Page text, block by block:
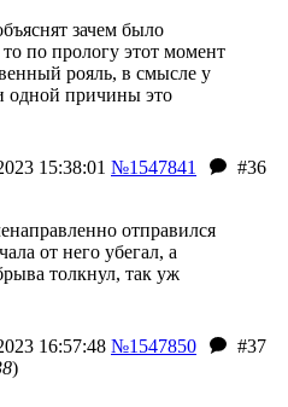
зачем было
по прологу этот момент
рояль, в смысле у
одной причины это
15:38:01 №1547841
#36
отправился
от него убегал, а
толкнул, так уж
16:57:48 №1547850
#37
)